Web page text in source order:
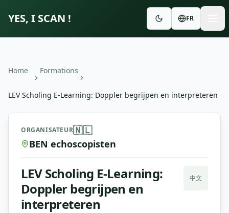
YES, I SCAN ! FR
Home Formations
LEV Scholing E-Learning: Doppler begrijpen en interpreteren
LEV Scholing E-Learning: Doppler begrijpen en
ORGANISATEUR🇳🇱
BEN echoscopisten
LEV Scholing E-Learning:
Doppler begrijpen en
interpreteren
中文